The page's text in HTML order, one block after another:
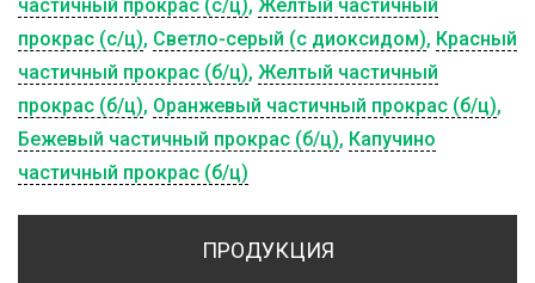
ПРОДУКЦИЯ
частичный прокрас (с/ц), Желтый частичный
прокрас (с/ц), Светло-серый (с диоксидом), Красный
частичный прокрас (б/ц), Желтый частичный
прокрас (б/ц), Оранжевый частичный прокрас (б/ц),
Бежевый частичный прокрас (б/ц), Капучино
частичный прокрас (б/ц)